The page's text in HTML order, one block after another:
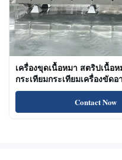
เครื่องขุดเนื้อหมา สตริปเนื้อ
กระเทียมกระเทียมเครื่องขัด
Contact Now